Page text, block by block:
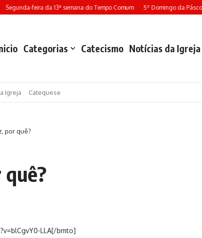
Segunda-feira da 13ª semana do Tempo Comum 5º Domingo da Páscoa
Categorias Catecismo Notícias da Igreja
Igreja Catequese
por quê?
quê?
LLA[/bmto]